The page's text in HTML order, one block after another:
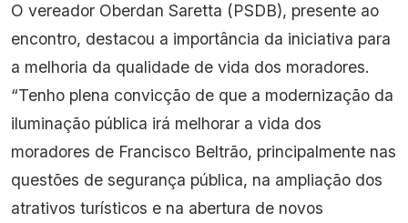
O vereador Oberdan Saretta (PSDB), presente ao
encontro, destacou a importância da iniciativa para
a melhoria da qualidade de vida dos moradores.
“Tenho plena convicção de que a modernização da
iluminação pública irá melhorar a vida dos
moradores de Francisco Beltrão, principalmente nas
questões de segurança pública, na ampliação dos
atrativos turísticos e na abertura de novos